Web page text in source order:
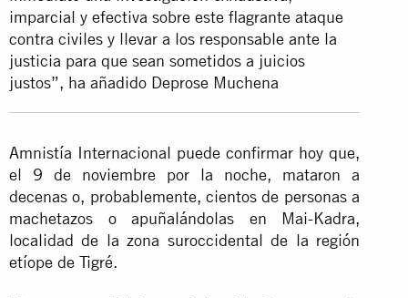
imparcial y efectiva sobre este flagrante ataque
contra civiles y llevar a los responsable ante la
justicia para que sean sometidos a juicios
justos”, ha añadido Deprose Muchena
Amnistía Internacional puede confirmar hoy que,
el 9 de noviembre por la noche, mataron a
decenas o, probablemente, cientos de personas a
machetazos o apuñalándolas en Mai-Kadra,
localidad de la zona suroccidental de la región
etíope de Tigré.